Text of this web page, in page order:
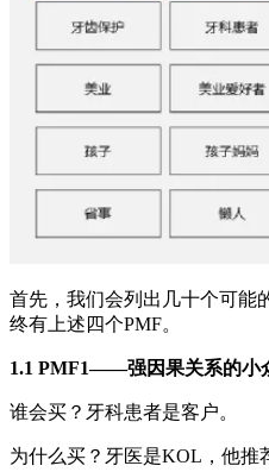
首先，我们会列出几十个可能
终有上述四个PMF。
1.1 PMF1——强因果关系的小
谁会买？牙科患者是客户。
为什么买？牙医是KOL，他推